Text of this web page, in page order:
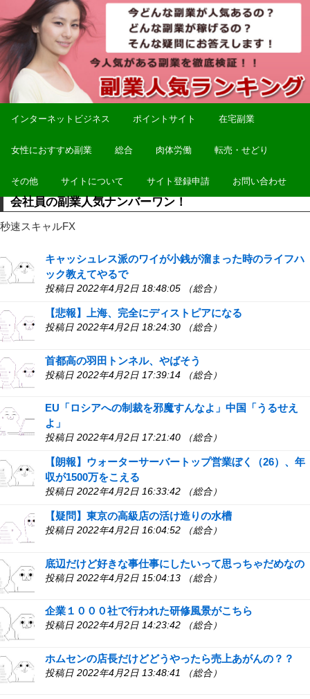
インターネットビジネス ポイントサイト 在宅副業
女性におすすめ副業 総合 肉体労働 転売・せどり
その他 サイトについて サイト登録申請 お問い合わせ
会社員の副業人気ナンバーワン！
秒速スキャルFX
キャッシュレス派のワイが小銭が溜まった時のライフハ
ック教えてやるで
投稿日 2022年4月2日 18:48:05 （総合）
【悲報】上海、完全にディストピアになる
投稿日 2022年4月2日 18:24:30 （総合）
首都高の羽田トンネル、やばそう
投稿日 2022年4月2日 17:39:14 （総合）
EU「ロシアへの制裁を邪魔すんなよ」中国「うるせえ
よ」
投稿日 2022年4月2日 17:21:40 （総合）
【朗報】ウォーターサーバートップ営業ぼく（26）、年
収が1500万をこえる
投稿日 2022年4月2日 16:33:42 （総合）
【疑問】東京の高級店の活け造りの水槽
投稿日 2022年4月2日 16:04:52 （総合）
底辺だけど好きな事仕事にしたいって思っちゃだめなの
投稿日 2022年4月2日 15:04:13 （総合）
企業１０００社で行われた研修風景がこちら
投稿日 2022年4月2日 14:23:42 （総合）
ホムセンの店長だけどどうやったら売上あがんの？？
投稿日 2022年4月2日 13:48:41 （総合）